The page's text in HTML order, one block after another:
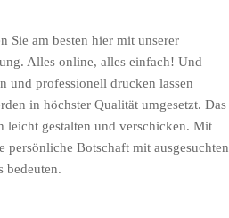
Sie am besten hier mit unserer
Alles online, alles einfach! Und
und professionell drucken lassen
in höchster Qualität umgesetzt. Das
leicht gestalten und verschicken. Mit
persönliche Botschaft mit ausgesuchten
bedeuten.